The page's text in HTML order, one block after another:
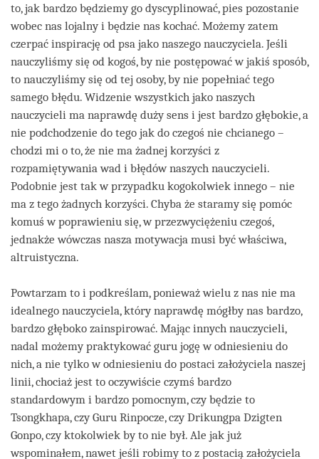
to, jak bardzo będziemy go dyscyplinować, pies pozostanie
wobec nas lojalny i będzie nas kochać. Możemy zatem
czerpać inspirację od psa jako naszego nauczyciela. Jeśli
nauczyliśmy się od kogoś, by nie postępować w jakiś sposób,
to nauczyliśmy się od tej osoby, by nie popełniać tego
samego błędu. Widzenie wszystkich jako naszych
nauczycieli ma naprawdę duży sens i jest bardzo głębokie, a
nie podchodzenie do tego jak do czegoś nie chcianego –
chodzi mi o to, że nie ma żadnej korzyści z
rozpamiętywania wad i błędów naszych nauczycieli.
Podobnie jest tak w przypadku kogokolwiek innego – nie
ma z tego żadnych korzyści. Chyba że staramy się pomóc
komuś w poprawieniu się, w przezwyciężeniu czegoś,
jednakże wówczas nasza motywacja musi być właściwa,
altruistyczna.
Powtarzam to i podkreślam, ponieważ wielu z nas nie ma
idealnego nauczyciela, który naprawdę mógłby nas bardzo,
bardzo głęboko zainspirować. Mając innych nauczycieli,
nadal możemy praktykować guru jogę w odniesieniu do
nich, a nie tylko w odniesieniu do postaci założyciela naszej
linii, chociaż jest to oczywiście czymś bardzo
standardowym i bardzo pomocnym, czy będzie to
Tsongkhapa, czy Guru Rinpocze, czy Drikungpa Dzigten
Gonpo, czy ktokolwiek by to nie był. Ale jak już
wspominałem, nawet jeśli robimy to z postacią założyciela